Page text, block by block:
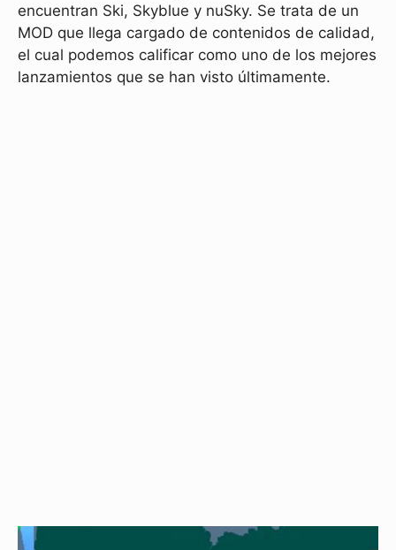
encuentran Ski, Skyblue y nuSky. Se trata de un
MOD que llega cargado de contenidos de calidad,
el cual podemos calificar como uno de los mejores
lanzamientos que se han visto últimamente.